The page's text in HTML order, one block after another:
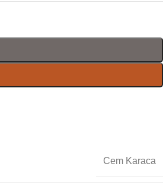
Cem Karaca